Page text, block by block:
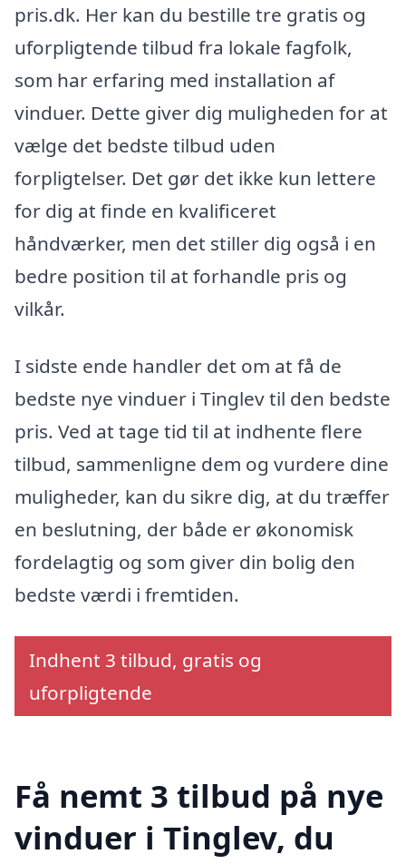
pris.dk. Her kan du bestille tre gratis og
uforpligtende tilbud fra lokale fagfolk,
som har erfaring med installation af
vinduer. Dette giver dig muligheden for at
vælge det bedste tilbud uden
forpligtelser. Det gør det ikke kun lettere
for dig at finde en kvalificeret
håndværker, men det stiller dig også i en
bedre position til at forhandle pris og
vilkår.
I sidste ende handler det om at få de
bedste nye vinduer i Tinglev til den bedste
pris. Ved at tage tid til at indhente flere
tilbud, sammenligne dem og vurdere dine
muligheder, kan du sikre dig, at du træffer
en beslutning, der både er økonomisk
fordelagtig og som giver din bolig den
bedste værdi i fremtiden.
Indhent 3 tilbud, gratis og
uforpligtende
Få nemt 3 tilbud på nye
vinduer i Tinglev, du